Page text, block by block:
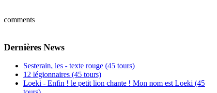
comments
Dernières News
Sesterain, les - texte rouge (45 tours)
12 légionnaires (45 tours)
Loeki - Enfin ! le petit lion chante ! Mon nom est Loeki (45